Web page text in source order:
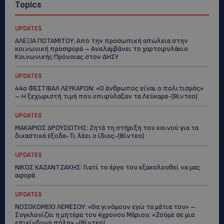
Topics
UPDATES
ΑΛΕΞΙΑ ΠΟΤΑΜΙΤΟΥ: Από την προσωπική απώλεια στην
κοινωνική προσφορά – Αναλαμβάνει το χαρτοφυλάκιο
Κοινωνικής Πρόνοιας στον ΔΗΣΥ
UPDATES
44ο ΦΕΣΤΙΒΑΛ ΛΕΥΚΑΡΩΝ: «Ο άνθρωπος είναι ο πολιτισμός»
– Η ξεχωριστή τιμή που επιφύλαξαν τα Λεύκαρα-(Βίντεο)
UPDATES
ΜΑΚΑΡΙΟΣ ΔΡΟΥΣΙΩΤΗΣ: Ζητά τη στήριξη του κοινού για τα
δικαστικά έξοδα-Τι λέει ο ίδιος-(Βίντεο)
UPDATES
ΝΙΚΟΣ ΚΑΖΑΝΤΖΑΚΗΣ: Γιατί το έργο του εξακολουθεί να μας
αφορά
UPDATES
ΝΟΣΟΚΟΜΕΙΟ ΛΕΜΕΣΟΥ: «Θα γινόμουν εγώ τα μάτια του» –
Συγκλονίζει η μητέρα του 4χρονου Μάριου: «Ζούμε σε μια